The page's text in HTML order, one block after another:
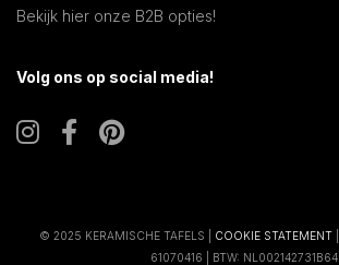
Bekijk hier onze B2B opties!
Volg ons op social media!
© 2025 KERAMISCHE TAFELS | COOKIE STATEMENT
61070416 | BTW: NL002142731B64